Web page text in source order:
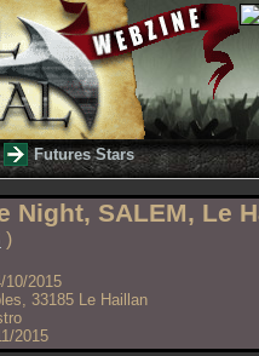
Futures Stars
Night, SALEM, Le
)
2015
33185 Le Haillan
2015